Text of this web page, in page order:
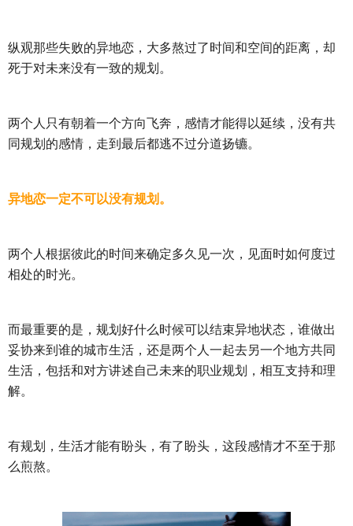
纵观那些失败的异地恋，大多熬过了时间和空间的距离，却
死于对未来没有一致的规划。
两个人只有朝着一个方向飞奔，感情才能得以延续，没有共
同规划的感情，走到最后都逃不过分道扬镳。
异地恋一定不可以没有规划。
两个人根据彼此的时间来确定多久见一次，见面时如何度过
相处的时光。
而最重要的是，规划好什么时候可以结束异地状态，谁做出
妥协来到谁的城市生活，还是两个人一起去另一个地方共同
生活，包括和对方讲述自己未来的职业规划，相互支持和理
解。
有规划，生活才能有盼头，有了盼头，这段感情才不至于那
么煎熬。